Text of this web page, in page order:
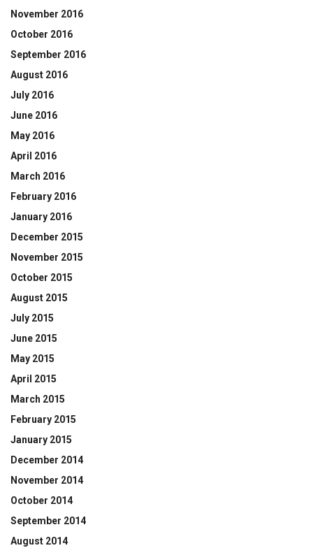
November 2016
October 2016
September 2016
August 2016
July 2016
June 2016
May 2016
April 2016
March 2016
February 2016
January 2016
December 2015
November 2015
October 2015
August 2015
July 2015
June 2015
May 2015
April 2015
March 2015
February 2015
January 2015
December 2014
November 2014
October 2014
September 2014
August 2014